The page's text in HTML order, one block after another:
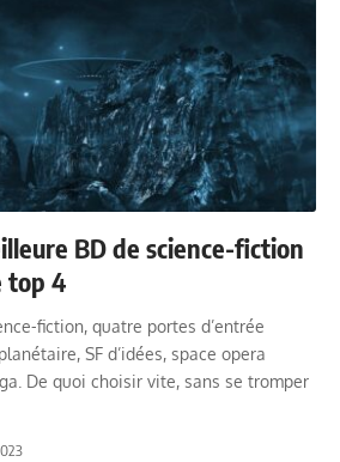
BD de science-fiction
top 4
fiction, quatre portes d’entrée
SF d’idées, space opera
De quoi choisir vite, sans se tromper